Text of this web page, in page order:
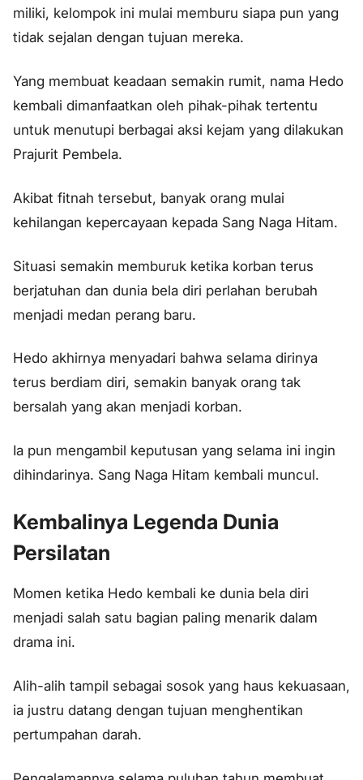
miliki, kelompok ini mulai memburu siapa pun yang
tidak sejalan dengan tujuan mereka.
Yang membuat keadaan semakin rumit, nama Hedo
kembali dimanfaatkan oleh pihak-pihak tertentu
untuk menutupi berbagai aksi kejam yang dilakukan
Prajurit Pembela.
Akibat fitnah tersebut, banyak orang mulai
kehilangan kepercayaan kepada Sang Naga Hitam.
Situasi semakin memburuk ketika korban terus
berjatuhan dan dunia bela diri perlahan berubah
menjadi medan perang baru.
Hedo akhirnya menyadari bahwa selama dirinya
terus berdiam diri, semakin banyak orang tak
bersalah yang akan menjadi korban.
Ia pun mengambil keputusan yang selama ini ingin
dihindarinya. Sang Naga Hitam kembali muncul.
Kembalinya Legenda Dunia
Persilatan
Momen ketika Hedo kembali ke dunia bela diri
menjadi salah satu bagian paling menarik dalam
drama ini.
Alih-alih tampil sebagai sosok yang haus kekuasaan,
ia justru datang dengan tujuan menghentikan
pertumpahan darah.